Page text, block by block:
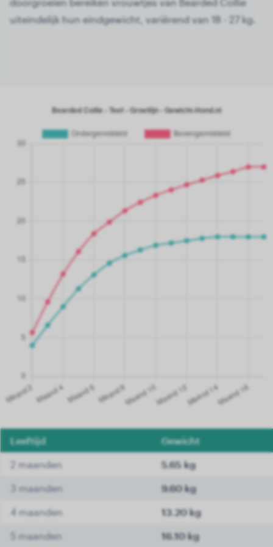
uiteindelijk hun eindgewicht, variërend van 18 - 27 kg.
Leeftijd Gewicht
2 maanden 5.65 kg
3 maanden 9.60 kg
4 maanden 13.20 kg
5 maanden 16.10 kg